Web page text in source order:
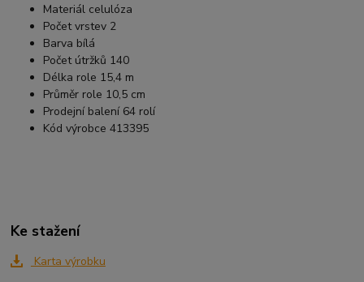
Materiál celulóza
Počet vrstev 2
Barva bílá
Počet útržků 140
Délka role 15,4 m
Průměr role 10,5 cm
Prodejní balení 64 rolí
Kód výrobce 413395
Ke stažení
Karta výrobku